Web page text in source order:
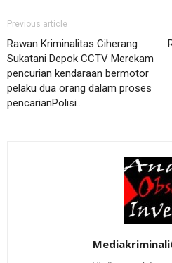
Previous article
Rawan Kriminalitas Ciherang
Sukatani Depok CCTV Merekam
pencurian kendaraan bermotor
pelaku dua orang dalam proses
pencarianPolisi..